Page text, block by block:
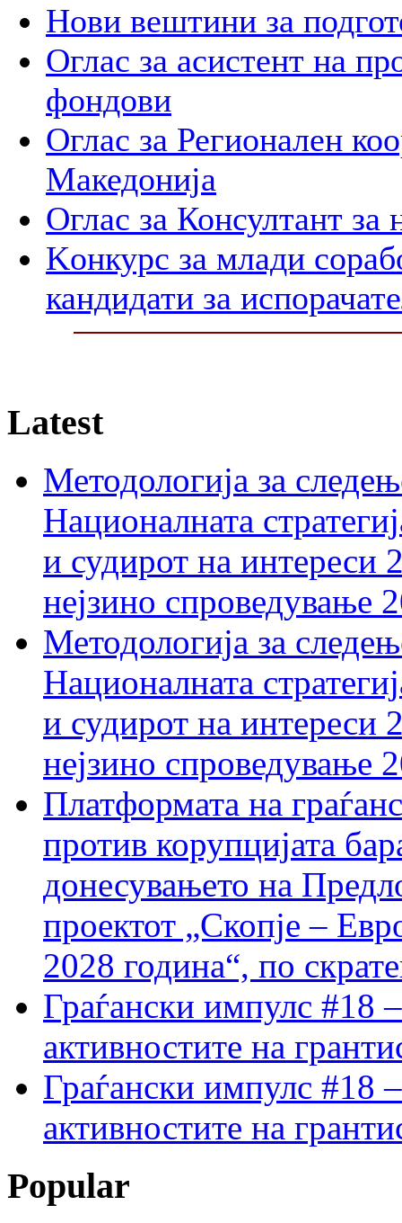
Нови вештини за
Оглас за асистент на
фондови
Оглас за Регионален
Македонија
Оглас за Консултант
Kонкурс за млади
кандидати за
Latest
Методологија за
Националната
и судирот на интереси
нејзино спроведување
Методологија за
Националната
и судирот на интереси
нејзино спроведување
Платформата на
против корупцијата
донесувањето на
проектот „Скопје –
2028 година“, по
Граѓански импулс #18
активностите на
Граѓански импулс #18
активностите на
Popular